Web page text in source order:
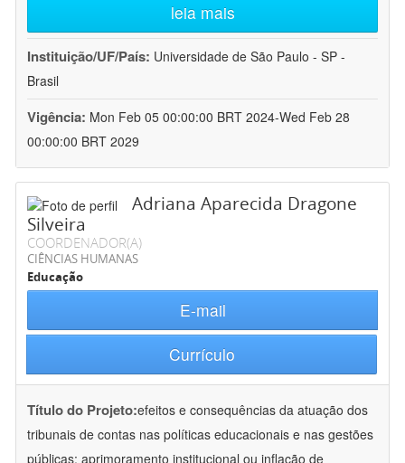
leia mais
Instituição/UF/País: Universidade de São Paulo - SP -
Brasil
Vigência: Mon Feb 05 00:00:00 BRT 2024-Wed Feb 28
00:00:00 BRT 2029
Adriana Aparecida Dragone
Silveira
COORDENADOR(A)
CIÊNCIAS HUMANAS
Educação
E-mail
Currículo
Título do Projeto:efeitos e consequências da atuação dos
tribunais de contas nas políticas educacionais e nas gestões
públicas: aprimoramento institucional ou inflação de